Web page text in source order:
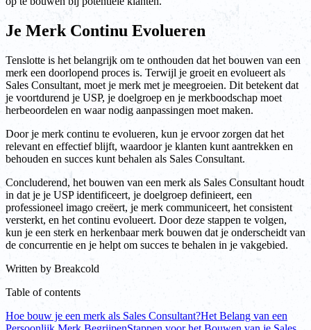
Je Merk Continu Evolueren
Tenslotte is het belangrijk om te onthouden dat het bouwen van een
merk een doorlopend proces is. Terwijl je groeit en evolueert als
Sales Consultant, moet je merk met je meegroeien. Dit betekent dat
je voortdurend je USP, je doelgroep en je merkboodschap moet
herbeoordelen en waar nodig aanpassingen moet maken.
Door je merk continu te evolueren, kun je ervoor zorgen dat het
relevant en effectief blijft, waardoor je klanten kunt aantrekken en
behouden en succes kunt behalen als Sales Consultant.
Concluderend, het bouwen van een merk als Sales Consultant houdt
in dat je je USP identificeert, je doelgroep definieert, een
professioneel imago creëert, je merk communiceert, het consistent
versterkt, en het continu evolueert. Door deze stappen te volgen,
kun je een sterk en herkenbaar merk bouwen dat je onderscheidt van
de concurrentie en je helpt om succes te behalen in je vakgebied.
Written by Breakcold
Table of contents
Hoe bouw je een merk als Sales Consultant?Het Belang van een